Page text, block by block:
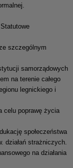
szczególnym
samorządowych
na terenie całego
legnickiego i
celu poprawę życia
społeczeństwa
działań strażniczych.
na działania